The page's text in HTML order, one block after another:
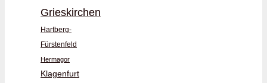
Grieskirchen
Hartberg-
Fürstenfeld
Hermagor
Klagenfurt